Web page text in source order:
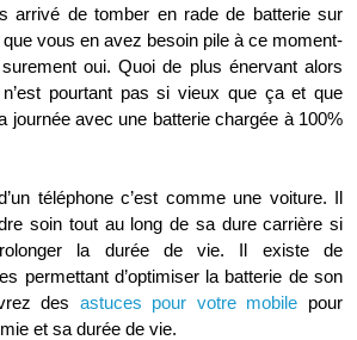
arrivé de tomber en rade de batterie sur
vous en avez besoin pile à ce moment-
oui. Quoi de plus énervant alors
pourtant pas si vieux que ça et que
journée avec une batterie chargée à 100%
téléphone c’est comme une voiture. Il
soin tout au long de sa dure carrière si
la durée de vie. Il existe de
permettant d’optimiser la batterie de son
des astuces pour votre mobile pour
et sa durée de vie.